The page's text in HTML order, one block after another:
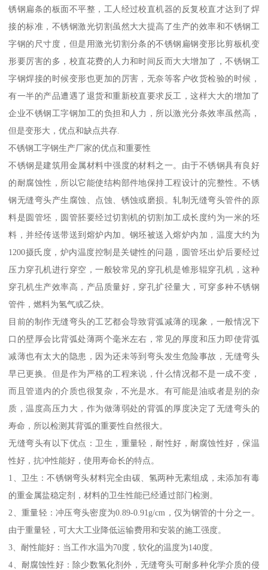
锈钢扁条的板面不平整，工人经过校直机器的反复校直才达到了焊
接的标准，不锈钢激光切割虽然大大提高了生产的效率和不锈钢工
字钢的尺寸度，但是用激光切割分条的不锈钢扁钢变形比剪板机变
形要厉害的多，校直花费的人力和时间反而大大增加了，不锈钢工
字钢焊接的时候变形也更加的厉害，无奈等客户收货检验的时候，
有一半的产品遭遇了退货和重新校直要求反工，这样大大的增加了
企业不锈钢工字钢加工的负担和人力，所以激光分条效率虽然高，
但是变形大，优点和缺点共存.
不锈钢工字钢生产厂家的优点和重要性
不锈钢是建筑用金属材料中强度的材料之一。由于不锈钢具有良好
的耐腐蚀性，所以它能使结构部件地保持工程设计的完整性。不锈
钢无缝弯头产生腐蚀、点蚀、锈蚀或磨损。轧制无缝弯头管件的原
料是圆管坯，圆管胚要经过切割机的切割加工成长度约为一米的坯
料，并经传送带送到熔炉内加。钢坯被送入熔炉内加，温度大约为
1200摄氏度，炉内温度控制是关键性的问题，圆管坯出炉后要经过
压力穿孔机进行穿空，一般较常见的穿孔机是锥形辊穿孔机，这种
穿孔机生产效率高，产品质量好，穿孔扩径量大，可穿多种不锈钢
管件，燃料为氢气或乙炔。
目前的制作无缝弯头的工艺都会导致背弧减薄的现象，一般情况下
口的壁厚会比背弧处薄两个毫米左右，常见的厚度和压力即使背弧
减薄也有太大的隐患，因为还未等到弯头发生危险事故，无缝弯头
早已更换。但是作为严格的工程来说，什么情况都不是一成不变，
而且管道内的介质也很复杂，不光是水。有可能是油或者是别的杂
质，温度高压力大，作为做薄弱处的背弧的厚度决定了无缝弯头的
寿命，所以检测其背弧的重要性自然很大。
无缝弯头有以下优点：卫生，重量轻，耐性好，耐腐蚀性好，保温
性好，抗冲性能好，使用寿命长的特点。
1、卫生：不锈钢弯头材料完全由碳、氢两种无素组成，未添加有毒
的重金属盐稳定剂，材料的卫生性能已经通过部门检测。
2、重量轻：冲压弯头密度为0.89-0.91g/cm，仅为钢管的十分之一。
由于重量轻，可大大工业降低运输费用和安装的施工强度。
3、耐性能好：当工作水温为70度，软化的温度为140度。
4、耐腐蚀性好：除少数氢化剂外，无缝弯头可耐多种化学介质的侵